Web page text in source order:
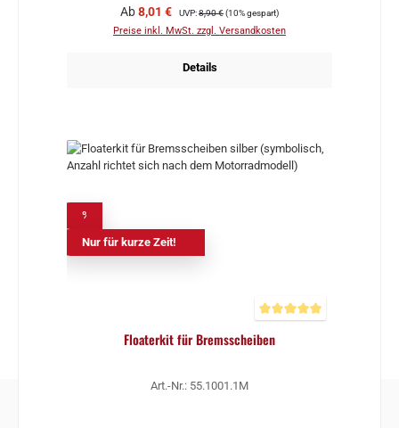
Verkaufspreis:
Ab8,01 € Regulärer Preis:
UVP:8,90 €(10% gespart)
Preise inkl. MwSt. zzgl. Versandkosten
Details
Nur für kurze Zeit!
Floaterkit für Bremsscheiben
Art.-Nr.: 55.1001.1M